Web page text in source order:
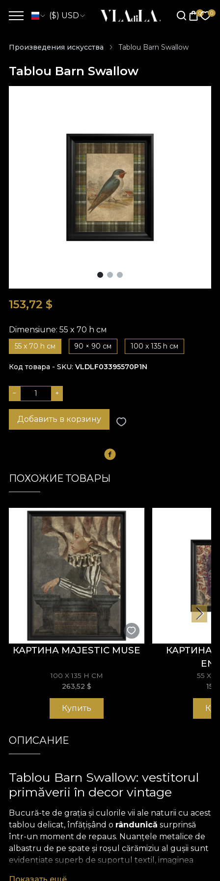
($) USD
Произведения искусства Tablou Barn Swallow
Tablou Barn Swallow
153,72 $
Dimensiune: 55 x 70 h см
55 x 70 h см 90 × 90 см 100 x 135 h см
Код товара - SKU VLDLF03395570P1N
− +
Добавить в корзину
ПОХОЖИЕ ТОВАРЫ
КАРТИНА MAJESTIC MUSE
100 X 135 H СМ
263,52$
Купить
КАРТИНА
55 X
ОПИСАНИЕ
Tablou Barn Swallow: vestitorul
primăverii în decor vintage
Bucură-te de grația și culorile vii ale naturii cu acest
tablou delicat, înfățișând o rândunică surprinsă
într-un moment de repaus. Nuanțele metalice de
albastru de pe spate și roșul cărămiziu al gușii sunt
evidențiate superb de suportul textil, imaginea